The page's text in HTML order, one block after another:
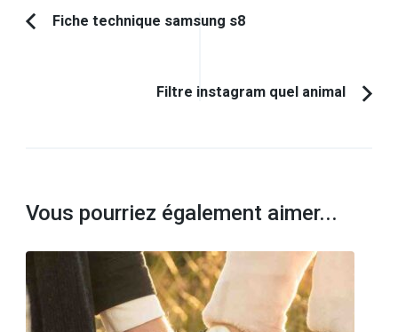
Navigation
Fiche technique samsung s8
Filtre instagram quel animal
Vous pourriez également aimer...